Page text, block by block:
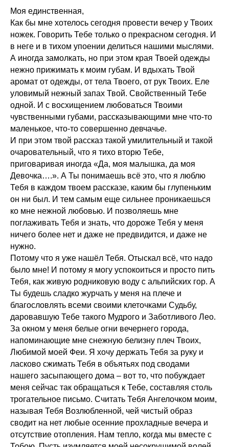
Моя единственная,
Как бы мне хотелось сегодня провести вечер у Твоих
ножек. Говорить Тебе только о прекрасном сегодня. И
в неге и в тихом упоении делиться нашими мыслями.
А иногда замолкать, но при этом края Твоей одежды
нежно прижимать к моим губам. И вдыхать Твой
аромат от одежды, от тела Твоего, от рук Твоих. Еле
уловимый нежный запах Твой. Свойственный Тебе
одной. И с восхищением любоваться Твоими
чувственными губами, рассказывающими мне что-то
маленькое, что-то совершенно девчачье.
И при этом твой рассказ такой умилительный и такой
очаровательный, что я тихо вторю Тебе,
приговаривая иногда «Да, моя малышка, да моя
Девочка….». А Ты понимаешь всё это, что я люблю
Тебя в каждом твоем рассказе, каким бы глупеньким
он ни был. И тем самым еще сильнее проникаешься
ко мне нежной любовью. И позволяешь мне
поглаживать Тебя и знать, что дороже Тебя у меня
ничего более нет и даже не предвидится, и даже не
нужно.
Потому что я уже нашёл Тебя. Отыскал всё, что надо
было мне! И потому я могу успокоиться и просто пить
Тебя, как живую родниковую воду с альпийских гор. А
Ты будешь сладко журчать у меня на плече и
благословлять всеми своими клеточками Судьбу,
даровавшую Тебе такого Мудрого и Заботливого Лео.
За окном у меня белые огни вечернего города,
напоминающие мне снежную белизну плеч Твоих,
Любимой моей Феи. Я хочу держать Тебя за руку и
ласково сжимать Тебя в объятьях под сводами
нашего засыпающего дома – вот то, что побуждает
меня сейчас так обращаться к Тебе, составляя столь
трогательное письмо. Считать Тебя Ангелочком моим,
называя Тебя Возлюбленной, чей чистый образ
сводит на нет любые осенние прохладные вечера и
отсутствие отопления. Нам тепло, когда мы вместе с